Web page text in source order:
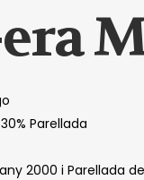
Parellada
2000 i Parellada